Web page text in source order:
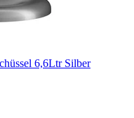
6,6Ltr Silber